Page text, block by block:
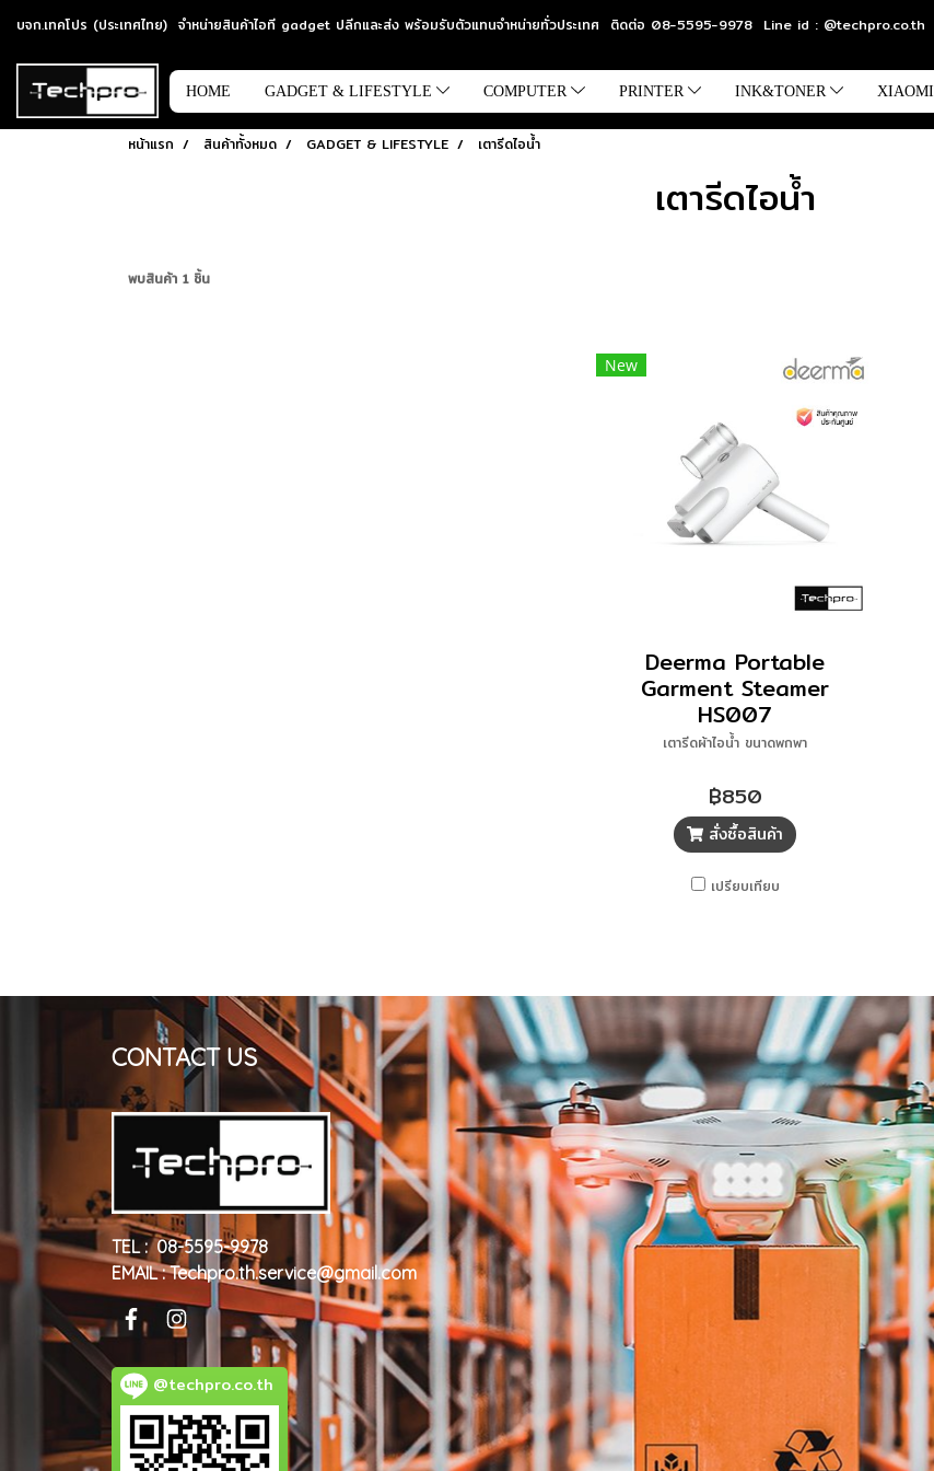
บจก.เทคโปร (ประเทศไทย) จำหน่ายสินค้าไอที gadget ปลีกและส่ง พร้อมรับตัวแทนจำหน่ายทั่วประเทศ ติดต่อ 08-5595-9978 Line id : @techpro.co.th
HOME GADGET & LIFESTYLE COMPUTER PRINTER INK&TONER XIAOMI
หน้าแรก สินค้าทั้งหมด GADGET & LIFESTYLE เตารีดไอน้ำ
เตารีดไอน้ำ
พบสินค้า 1 ชิ้น
New
Deerma Portable
Garment Steamer
HS007
เตารีดผ้าไอน้ำ ขนาดพกพา
฿850
สั่งซื้อสินค้า
เปรียบเทียบ
CONTACT US
TEL : 08-5595-9978
EMAIL : Techpro.th.service@gmail.com
@techpro.co.th